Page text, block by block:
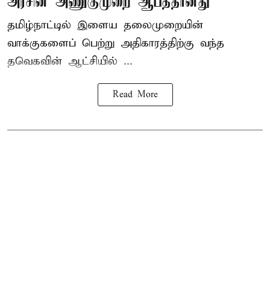
தமிழ்நாட்டில் இளைய தலைமுறையின்
வாக்குகளைப் பெற்று அதிகாரத்திற்கு வந்த
தவெகவின் ஆட்சியில் ...
Read More